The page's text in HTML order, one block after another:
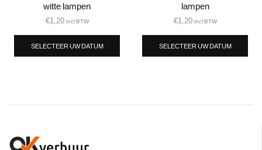
witte lampen
€1,20 incl BTW
SELECTEER UW DATUM
lampen
€1,20 incl BTW
SELECTEER UW DATUM